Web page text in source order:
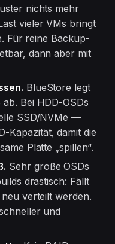
nichts mehr
vieler VMs bringt
Für reine Backup-
dann aber mit
BlueStore legt
Bei HDD-OSDs
SSD/NVMe —
Kapazität, damit die
Platte „spillen“.
Sehr große OSDs
drastisch: Fällt
verteilt werden.
und